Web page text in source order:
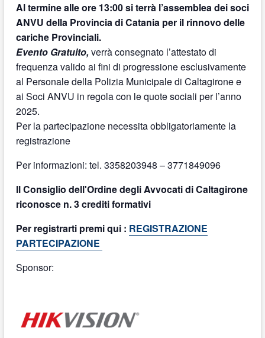
Al termine alle ore 13:00 si terrà l’assemblea dei soci
ANVU della Provincia di Catania per il rinnovo delle
cariche Provinciali.
Evento Gratuito,verrà consegnato l’attestato di
frequenza valido ai fini di progressione esclusivamente
al Personale della Polizia Municipale di Caltagirone e
ai Soci ANVU in regola con le quote sociali per l’anno
2025.
Per la partecipazione necessita obbligatoriamente la
registrazione
Per informazioni: tel. 3358203948 – 3771849096
Il Consiglio dell'Ordine degli Avvocati di Caltagirone
riconosce n. 3 crediti formativi
Per registrarti premi qui : REGISTRAZIONE
PARTECIPAZIONE
Sponsor: